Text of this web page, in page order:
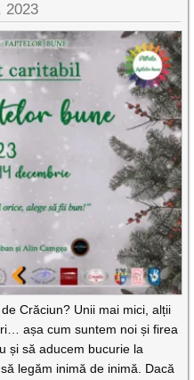
2023
Crăciun? Unii mai mici, alții
așa cum suntem noi și firea
și să aducem bucurie la
legăm inimă de inimă. Dacă